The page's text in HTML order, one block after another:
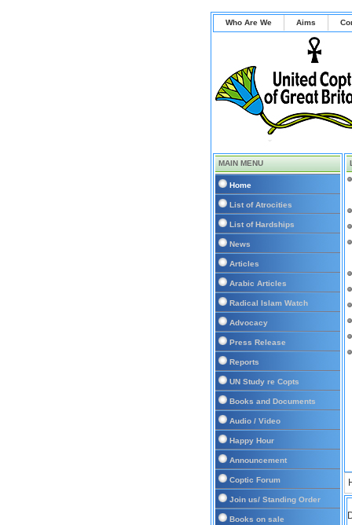
Who Are We Aims
MAIN MENU
Home
List of Atrocities
List of Hardships
News
Articles
Arabic Articles
Radical Islam Watch
Advocacy
Press Release
Reports
UN Study re Copts
Books and Documents
Audio / Video
Happy Hour
Announcement
Coptic Forum
Join us/ Standing Order
Books on sale